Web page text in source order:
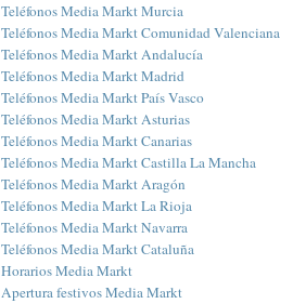
Teléfonos Media Markt Murcia
Teléfonos Media Markt Comunidad Valenciana
Teléfonos Media Markt Andalucía
Teléfonos Media Markt Madrid
Teléfonos Media Markt País Vasco
Teléfonos Media Markt Asturias
Teléfonos Media Markt Canarias
Teléfonos Media Markt Castilla La Mancha
Teléfonos Media Markt Aragón
Teléfonos Media Markt La Rioja
Teléfonos Media Markt Navarra
Teléfonos Media Markt Cataluña
Horarios Media Markt
Apertura festivos Media Markt